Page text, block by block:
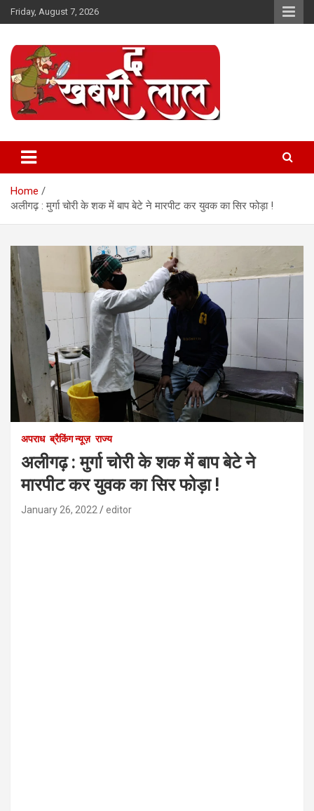
Skip
to
Friday, August 7, 2026
The Khabri Laal
Online News Portal
Home
अलीगढ़ : मुर्गा चोरी के शक में बाप बेटे ने मारपीट कर युवक का सिर फोड़ा !
अपराध ब्रैकिंग न्यूज़ राज्य
अलीगढ़ : मुर्गा चोरी के शक में बाप बेटे ने
मारपीट कर युवक का सिर फोड़ा !
January 26, 2022 editor